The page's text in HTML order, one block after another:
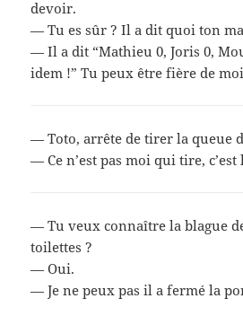
devoir.
— Tu es sûr ? Il a dit quoi ton
— Il a dit “Mathieu 0, Joris 0,
idem !” Tu peux être fière de
— Toto, arrête de tirer la queue
— Ce n’est pas moi qui tire, c’est
— Tu veux connaître la blague
toilettes ?
— Oui.
— Je ne peux pas il a fermé la